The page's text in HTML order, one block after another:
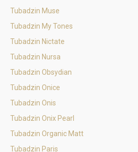
Tubadzin Muse
Tubadzin My Tones
Tubadzin Nictate
Tubadzin Nursa
Tubadzin Obsydian
Tubadzin Onice
Tubadzin Onis
Tubadzin Onix Pearl
Tubadzin Organic Matt
Tubadzin Paris